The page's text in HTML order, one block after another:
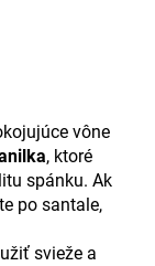
vône
, ktoré
spánku. Ak
po santale,
svieže a